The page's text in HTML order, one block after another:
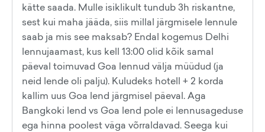
kätte saada. Mulle isiklikult tundub 3h riskantne,
sest kui maha jääda, siis millal järgmisele lennule
saab ja mis see maksab? Endal kogemus Delhi
lennujaamast, kus kell 13:00 olid kõik samal
päeval toimuvad Goa lennud välja müüdud (ja
neid lende oli palju). Kuludeks hotell + 2 korda
kallim uus Goa lend järgmisel päeval. Aga
Bangkoki lend vs Goa lend pole ei lennusageduse
ega hinna poolest väga võrraldavad. Seega kui